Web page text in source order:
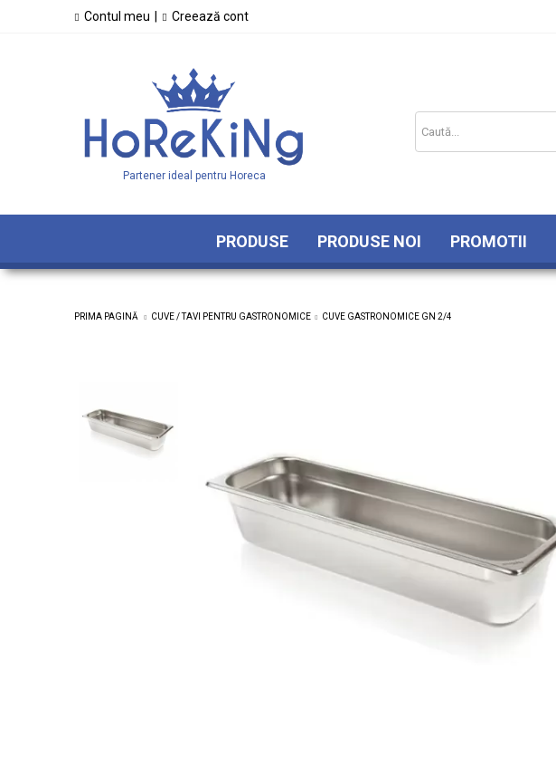
Contul meu Creează cont
Partener ideal pentru Horeca
PRODUSE PRODUSE NOI PROMOTII
PRIMA PAGINĂ CUVE / TAVI PENTRU GASTRONOMICE CUVE GASTRONOMICE GN 2/4